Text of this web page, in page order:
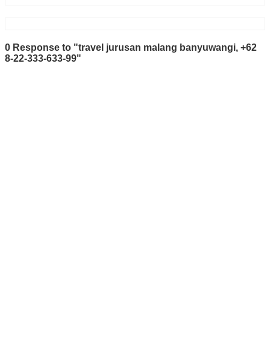
0 Response to "travel jurusan malang banyuwangi, +62
8-22-333-633-99"